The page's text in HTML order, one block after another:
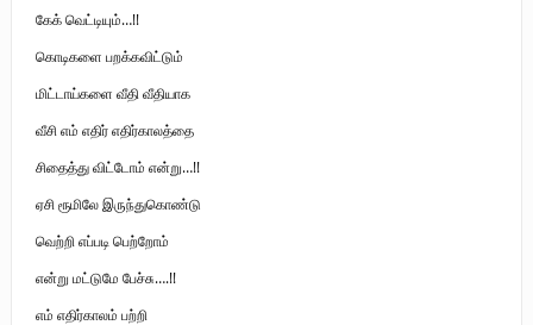
கேக் வெட்டியும்…!!
கொடிகளை பறக்கவிட்டும்
மிட்டாய்களை வீதி வீதியாக
வீசி எம் எதிர் எதிர்காலத்தை
சிதைத்து விட்டோம் என்று…!!
ஏசி ரூமிலே இருந்துகொண்டு
வெற்றி எப்படி பெற்றோம்
என்று மட்டுமே பேச்சு….!!
எம் எதிர்காலம் பற்றி